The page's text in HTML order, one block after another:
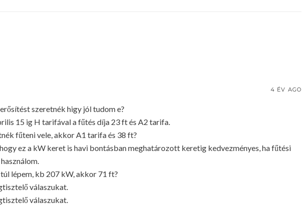
4 ÉV AGO
szeretnék higy jól tudom e?
15 ig H tarifával a fűtés díja 23 ft és A2 tarifa.
fűteni vele, akkor A1 tarifa és 38 ft?
ez a kW keret is havi bontásban meghatározott keretig kedvezményes, ha fűtési
lépem, kb 207 kW, akkor 71 ft?
válaszukat.
válaszukat.